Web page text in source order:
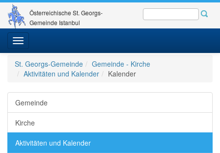
Österreichische St. Georgs-
Gemeinde Istanbul
Toggle
navigation
St. Georgs-Gemeinde
Gemeinde - Kirche
Aktivitäten und Kalender
Kalender
Gemeinde
Kirche
Aktivitäten und Kalender